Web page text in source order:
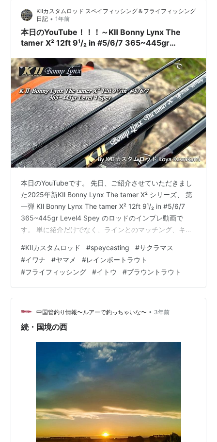
KⅡカスタムロッド スペイフィッシング＆フライフィッシング
日記 • 1年前
本日のYouTube！！！～KⅡ Bonny Lynx The
tamer X² 12ft 9¹/₂ in #5/6/7 365~445gr
本日のYouTubeです。 先日、ご紹介させていただきまし
た2025年新KⅡ Bonny Lynx The tamer X² シリーズ、 第
一弾 KⅡ Bonny Lynx The tamer X² 12ft 9¹/₂ in #5/6/7
365~445gr Level4 Spey のロッドのインプレ動画で
す。 単に紹介だけでなく、ラインとのマッチング、キャ
本流でも湖でも今までにない新たなる感覚のスペイエキ
スパート専用ロッドです！ お時間ございます時にでもご
覧いただけましたらと思います。 よろしくお願いいたし
ます。 詳細はこちら！！！ ＊KⅡ…
#KⅡカスタムロッド #speycasting #サクラマス
#イワナ #ヤマメ #レインボートラウト
#フライフィッシング #イトウ #ブラウントラウト
中国管釣り情報〜ルアーで釣っちゃいな〜 • 3年前
続・国境の西